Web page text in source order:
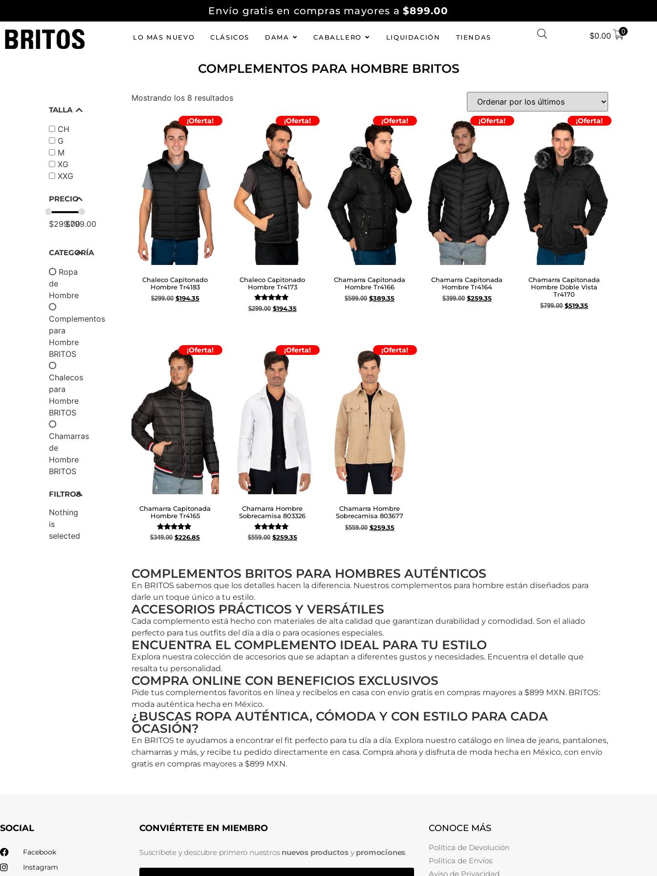
Envío gratis en compras mayores a$899.00
LO MÁS NUEVO CLÁSICOS DAMA CABALLERO LIQUIDACIÓN TIENDAS $0.00 0
COMPLEMENTOS PARA HOMBRE BRITOS
TALLA
CH
G
M
XG
XXG
PRECIO
$299.00
$799.00
CATEGORÍA
Ropa
de
Hombre
Complementos
para
Hombre
BRITOS
Chalecos
para
Hombre
BRITOS
Chamarras
de
Hombre
BRITOS
FILTROS
Nothing
is
selected
Mostrando los 8 resultados
¡Oferta!
Chaleco Capitonado
Hombre Tr4183
$299.00 $194.35
¡Oferta!
Chaleco Capitonado
Hombre Tr4173
Valorado
con
$299.00 $194.35
¡Oferta!
Chamarra Capitonada
Hombre Tr4166
$599.00 $389.35
¡Oferta!
Chamarra Capitonada
Hombre Tr4164
$399.00 $259.35
¡Oferta!
Chamarra Capitonada
Hombre Doble Vista
Tr4170
$799.00 $519.35
¡Oferta!
Chamarra Capitonada
Hombre Tr4165
Valorado
con
$349.00 $226.85
¡Oferta!
Chamarra Hombre
Sobrecamisa 803326
Valorado
con
$559.00 $259.35
¡Oferta!
Chamarra Hombre
Sobrecamisa 803677
$559.00 $259.35
COMPLEMENTOS BRITOS PARA HOMBRES AUTÉNTICOS
En BRITOS sabemos que los detalles hacen la diferencia. Nuestros complementos para hombre están diseñados para
darle un toque único a tu estilo.
ACCESORIOS PRÁCTICOS Y VERSÁTILES
Cada complemento está hecho con materiales de alta calidad que garantizan durabilidad y comodidad. Son el aliado
perfecto para tus outfits del día a día o para ocasiones especiales.
ENCUENTRA EL COMPLEMENTO IDEAL PARA TU ESTILO
Explora nuestra colección de accesorios que se adaptan a diferentes gustos y necesidades. Encuentra el detalle que
resalta tu personalidad.
COMPRA ONLINE CON BENEFICIOS EXCLUSIVOS
Pide tus complementos favoritos en línea y recíbelos en casa con envío gratis en compras mayores a $899 MXN. BRITOS:
moda auténtica hecha en México.
¿BUSCAS ROPA AUTÉNTICA, CÓMODA Y CON ESTILO PARA CADA
OCASIÓN?
En BRITOS te ayudamos a encontrar el fit perfecto para tu día a día. Explora nuestro catálogo en línea de jeans, pantalones,
chamarras y más, y recibe tu pedido directamente en casa. Compra ahora y disfruta de moda hecha en México, con envío
gratis en compras mayores a $899 MXN.
SOCIAL
Facebook
Instagram
CONVIÉRTETE EN MIEMBRO
Suscríbete y descubre primero nuestros nuevos productos y promociones.
CONOCE MÁS
Política de Devolución
Política de Envíos
Aviso de Privacidad